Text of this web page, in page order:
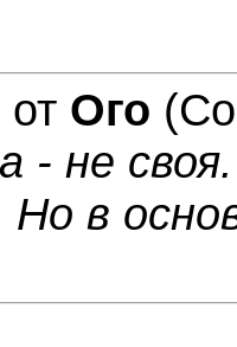
Ого
- не
в